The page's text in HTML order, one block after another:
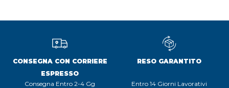
CONSEGNA CON CORRIERE
ESPRESSO
Consegna Entro 2-4 Gg
RESO GARANTITO
Entro 14 Giorni Lavorativi